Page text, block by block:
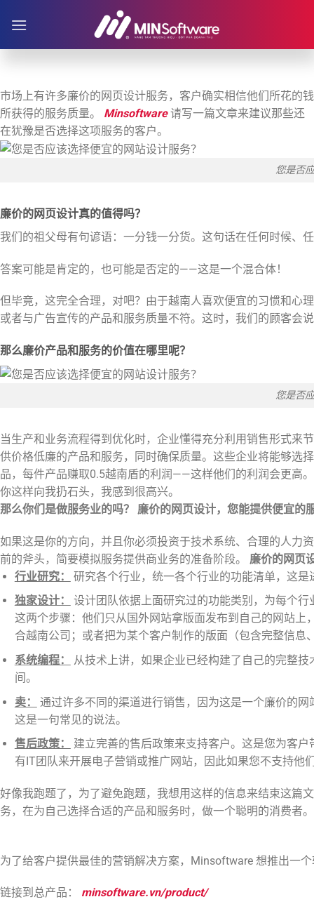
市场上有许多廉价的网页设计服务，客户确实相信他们所花的钱
所获得的服务质量。 Minsoftware请写一篇文章来建议那些还
在犹豫是否选择这项服务的客户。
您是否
廉价的网页设计真的值得吗？
我们的祖父母有句谚语：一分钱一分货。这句话在任何时候、
答案可能是肯定的，也可能是否定的——这是一个混合体！
但毕竟，这完全合理，对吧？由于越南人喜欢便宜的习惯和心
或者与广告宣传的产品和服务质量不符。这时，我们的顾客会
那么廉价产品和服务的价值在哪里呢？
您是否
当生产和业务流程得到优化时，企业懂得充分利用销售形式来
供价格低廉的产品和服务，同时确保质量。这些企业将能够选
品，每件产品赚取0.5越南盾的利润——这样他们的利润会更高
你这样向我扔石头，我感到很高兴。
那么你们是做服务业的吗？ 廉价的网页设计，您能提供便宜的
如果这是你的方向，并且你必须投资于技术系统、合理的人力
前的斧头，简要模拟服务提供商业务的准备阶段。 廉价的网页
行业研究：
研究各个行业，统一各个行业的功能清单，这
独家设计：
设计团队依据上面研究过的功能类别，为每个
这两个步骤：他们只从国外网站拿版面发布到自己的网站
合越南公司；或者把为某个客户制作的版面（包含完整信
系统编程：
从技术上讲，如果企业已经构建了自己的完整
间。
卖：
通过许多不同的渠道进行销售，因为这是一个廉价的
这是一句常见的说法。
售后政策：
建立完善的售后政策来支持客户。这是您为客
有IT团队来开展电子营销或推广网站，因此如果您不支持
好像我跑题了，为了避免跑题，我想用这样的信息来结束这篇
务，在为自己选择合适的产品和服务时，做一个聪明的消费者。
为了给客户提供最佳的营销解决方案，Minsoftware 想推出一
链接到总产品： minsoftware.vn/product/